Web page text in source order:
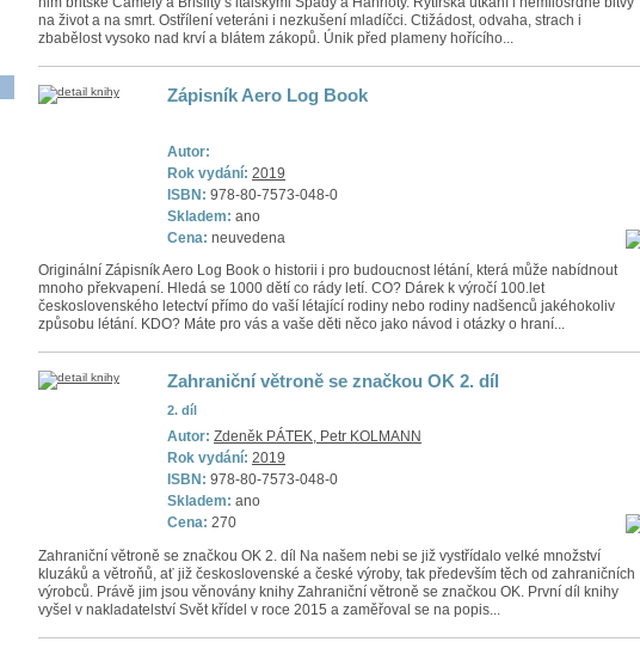
na život a na smrt. Ostřílení veteráni i nezkušení mladíčci. Ctižádost, odvaha, strach i
zbabělost vysoko nad krví a blátem zákopů. Únik před plameny hořícího...
Zápisník Aero Log Book
Autor:
Rok vydání: 2019
ISBN: 978-80-7573-048-0
Skladem: ano
Cena: neuvedena
Originální Zápisník Aero Log Book o historii i pro budoucnost létání, která může nabídnout
mnoho překvapení. Hledá se 1000 dětí co rády letí. CO? Dárek k výročí 100.let
československého letectví přímo do vaší létající rodiny nebo rodiny nadšenců jakéhokoliv
způsobu létání. KDO? Máte pro vás a vaše děti něco jako návod i otázky o hraní...
Zahraniční větroně se značkou OK 2. díl
2. díl
Autor: Zdeněk PÁTEK, Petr KOLMANN
Rok vydání: 2019
ISBN: 978-80-7573-048-0
Skladem: ano
Cena: 270
Zahraniční větroně se značkou OK 2. díl Na našem nebi se již vystřídalo velké množství
kluzáků a větroňů, ať již československé a české výroby, tak především těch od zahraničních
výrobců. Právě jim jsou věnovány knihy Zahraniční větroně se značkou OK. První díl knihy
vyšel v nakladatelství Svět křídel v roce 2015 a zaměřoval se na popis...